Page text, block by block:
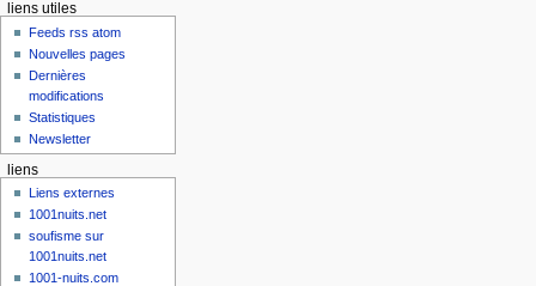
liens utiles
Feeds rss atom
Nouvelles pages
Dernières
modifications
Statistiques
Newsletter
liens
Liens externes
1001nuits.net
soufisme sur
1001nuits.net
1001-nuits.com